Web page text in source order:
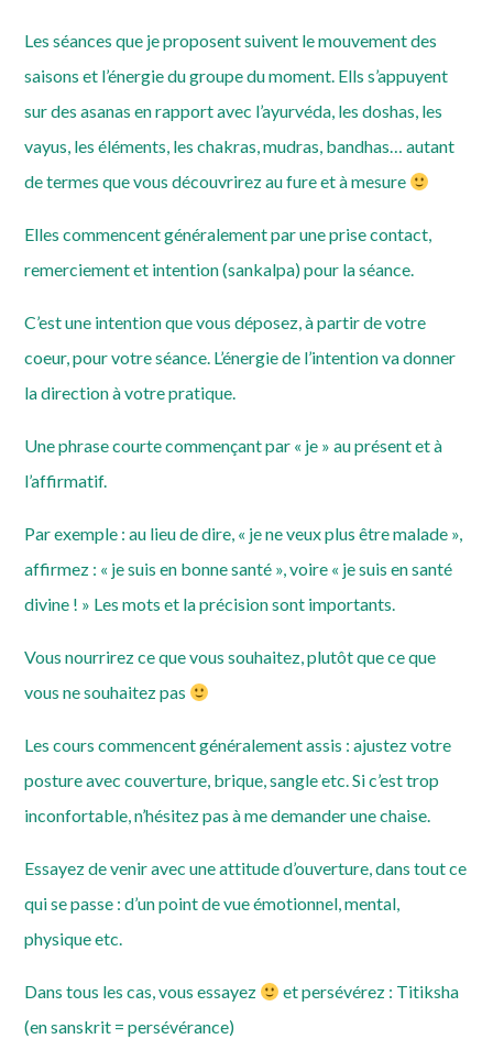
Les séances que je proposent suivent le mouvement des
saisons et l’énergie du groupe du moment. Ells s’appuyent
sur des asanas en rapport avec l’ayurvéda, les doshas, les
vayus, les éléments, les chakras, mudras, bandhas… autant
de termes que vous découvrirez au fure et à mesure
Elles commencent généralement par une prise contact,
remerciement et intention (sankalpa) pour la séance.
C’est une intention que vous déposez, à partir de votre
coeur, pour votre séance. L’énergie de l’intention va donner
la direction à votre pratique.
Une phrase courte commençant par « je » au présent et à
l’affirmatif.
Par exemple : au lieu de dire, « je ne veux plus être malade »,
affirmez : « je suis en bonne santé », voire « je suis en santé
divine ! » Les mots et la précision sont importants.
Vous nourrirez ce que vous souhaitez, plutôt que ce que
vous ne souhaitez pas
Les cours commencent généralement assis : ajustez votre
posture avec couverture, brique, sangle etc. Si c’est trop
inconfortable, n’hésitez pas à me demander une chaise.
Essayez de venir avec une attitude d’ouverture, dans tout ce
qui se passe : d’un point de vue émotionnel, mental,
physique etc.
Dans tous les cas, vous essayez
et persévérez : Titiksha
(en sanskrit = persévérance)